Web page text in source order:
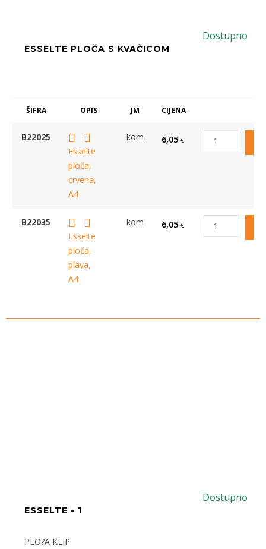
Dostupno
ESSELTE PLOČA S KVAČICOM
ŠIFRA OPIS JM CIJENA
B22025
Esselte
ploča,
crvena,
A4
kom 6,05 €
B22035
Esselte
ploča,
plava,
A4
kom 6,05 €
Dostupno
ESSELTE - 1
PLO?A KLIP